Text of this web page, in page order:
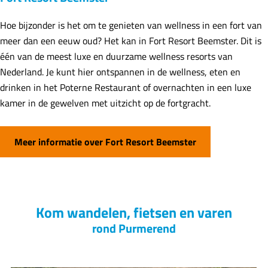
Hoe bijzonder is het om te genieten van wellness in een fort van
meer dan een eeuw oud? Het kan in Fort Resort Beemster. Dit is
één van de meest luxe en duurzame wellness resorts van
Nederland. Je kunt hier ontspannen in de wellness, eten en
drinken in het Poterne Restaurant of overnachten in een luxe
kamer in de gewelven met uitzicht op de fortgracht.
Meer informatie over Fort Resort Beemster
Kom wandelen, fietsen en varen
rond Purmerend